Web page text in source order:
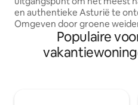
en authentieke Asturië te
Omgeven door groene
dicht bij de zee, is het ideaal
liefhebbers van wandelen,
lokale gerechten, met snelle
Populaire